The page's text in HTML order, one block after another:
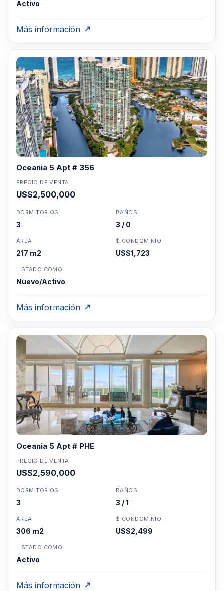
Activo
Más información
Oceania 5 Apt # 356
PRECIO DE VENTA
US$2,500,000
DORMITORIOS
3
BAÑOS
3 / 0
ÁREA
217 m2
$ CONDOMINIO
US$1,723
LISTADO COMO
Nuevo/Activo
Más información
Oceania 5 Apt # PHE
PRECIO DE VENTA
US$2,590,000
DORMITORIOS
3
BAÑOS
3 / 1
ÁREA
306 m2
$ CONDOMINIO
US$2,499
LISTADO COMO
Activo
Más información